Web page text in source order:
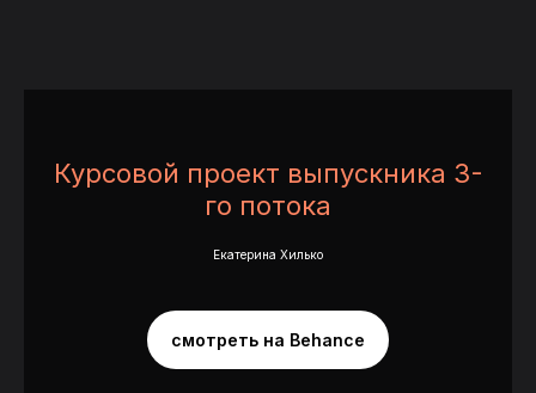
Курсовой проект выпускника 3-
го потока
Екатерина Хилько
смотреть на Behance